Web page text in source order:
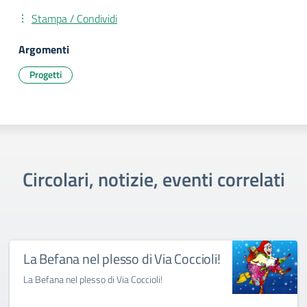
Stampa / Condividi
Argomenti
Progetti
Circolari, notizie, eventi correlati
La Befana nel plesso di Via Coccioli!
La Befana nel plesso di Via Coccioli!